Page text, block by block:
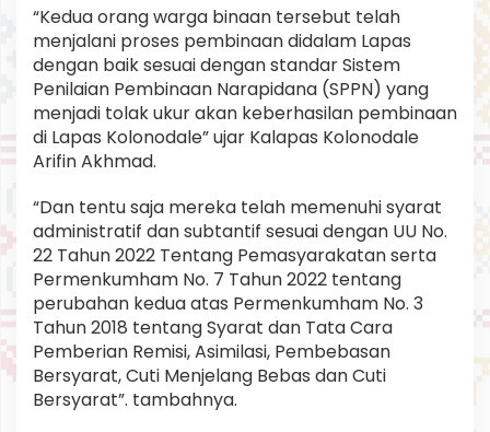
“Kedua orang warga binaan tersebut telah
menjalani proses pembinaan didalam Lapas
dengan baik sesuai dengan standar Sistem
Penilaian Pembinaan Narapidana (SPPN) yang
menjadi tolak ukur akan keberhasilan pembinaan
di Lapas Kolonodale” ujar Kalapas Kolonodale
Arifin Akhmad.
“Dan tentu saja mereka telah memenuhi syarat
administratif dan subtantif sesuai dengan UU No.
22 Tahun 2022 Tentang Pemasyarakatan serta
Permenkumham No. 7 Tahun 2022 tentang
perubahan kedua atas Permenkumham No. 3
Tahun 2018 tentang Syarat dan Tata Cara
Pemberian Remisi, Asimilasi, Pembebasan
Bersyarat, Cuti Menjelang Bebas dan Cuti
Bersyarat”. tambahnya.